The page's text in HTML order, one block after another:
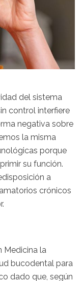
del sistema
control interfiere
negativa sobre
la misma
porque
su función.
a
crónicos
Medicina la
bucodental para
dado que, según